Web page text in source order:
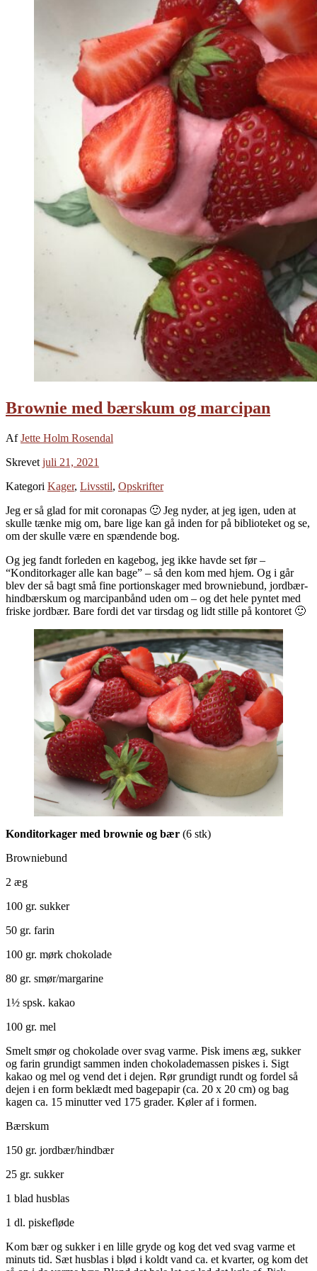
Brownie med bærskum og marcipan
AfJette Holm Rosendal
Skrevet juli 21, 2021
Kategori Kager, Livsstil, Opskrifter
Jeg er så glad for mit coronapas 🙂 Jeg nyder, at jeg igen, uden at
skulle tænke mig om, bare lige kan gå inden for på biblioteket og se,
om der skulle være en spændende bog.
Og jeg fandt forleden en kagebog, jeg ikke havde set før –
“Konditorkager alle kan bage” – så den kom med hjem. Og i går
blev der så bagt små fine portionskager med browniebund, jordbær-
hindbærskum og marcipanbånd uden om – og det hele pyntet med
friske jordbær. Bare fordi det var tirsdag og lidt stille på kontoret 🙂
Konditorkager med brownie og bær (6 stk)
Browniebund
2 æg
100 gr. sukker
50 gr. farin
100 gr. mørk chokolade
80 gr. smør/margarine
1½ spsk. kakao
100 gr. mel
Smelt smør og chokolade over svag varme. Pisk imens æg, sukker
og farin grundigt sammen inden chokolademassen piskes i. Sigt
kakao og mel og vend det i dejen. Rør grundigt rundt og fordel så
dejen i en form beklædt med bagepapir (ca. 20 x 20 cm) og bag
kagen ca. 15 minutter ved 175 grader. Køler af i formen.
Bærskum
150 gr. jordbær/hindbær
25 gr. sukker
1 blad husblas
1 dl. piskefløde
Kom bær og sukker i en lille gryde og kog det ved svag varme et
minuts tid. Sæt husblas i blød i koldt vand ca. et kvarter, og kom det